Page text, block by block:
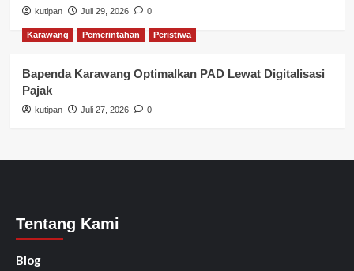
kutipan Juli 29, 2026 0
Karawang Pemerintahan Peristiwa
Bapenda Karawang Optimalkan PAD Lewat Digitalisasi
Pajak
kutipan Juli 27, 2026 0
Tentang Kami
Blog